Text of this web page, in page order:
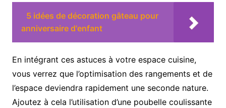
5 idées de décoration gâteau pour
anniversaire d'enfant
En intégrant ces astuces à votre espace cuisine,
vous verrez que l’optimisation des rangements et de
l’espace deviendra rapidement une seconde nature.
Ajoutez à cela l’utilisation d’une poubelle coulissante